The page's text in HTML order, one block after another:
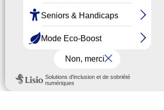
ou tout simplement venir partager
un moment de convivialité autour
d’un thé et de pâtisseries avec
d’autres habitants du quartier. Un